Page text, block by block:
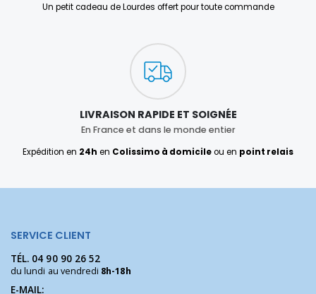
Un petit cadeau de Lourdes offert pour toute commande
LIVRAISON RAPIDE ET SOIGNÉE
En France et dans le monde entier
Expédition en 24h en Colissimo à domicileou en point relais
SERVICE CLIENT
TÉL. 04 90 90 26 52
du lundi au vendredi 8h-18h
E-MAIL: